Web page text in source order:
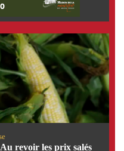
revoir les prix salés